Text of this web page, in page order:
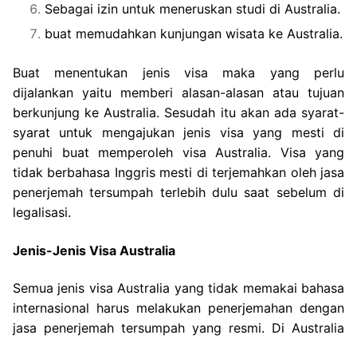
Sebagai izin untuk meneruskan studi di Australia.
buat memudahkan kunjungan wisata ke Australia.
Buat menentukan jenis visa maka yang perlu
dijalankan yaitu memberi alasan-alasan atau tujuan
berkunjung ke Australia. Sesudah itu akan ada syarat-
syarat untuk mengajukan jenis visa yang mesti di
penuhi buat memperoleh visa Australia. Visa yang
tidak berbahasa Inggris mesti di terjemahkan oleh jasa
penerjemah tersumpah terlebih dulu saat sebelum di
legalisasi.
Jenis-Jenis Visa Australia
Semua jenis visa Australia yang tidak memakai bahasa
internasional harus melakukan penerjemahan dengan
jasa penerjemah tersumpah yang resmi. Di Australia